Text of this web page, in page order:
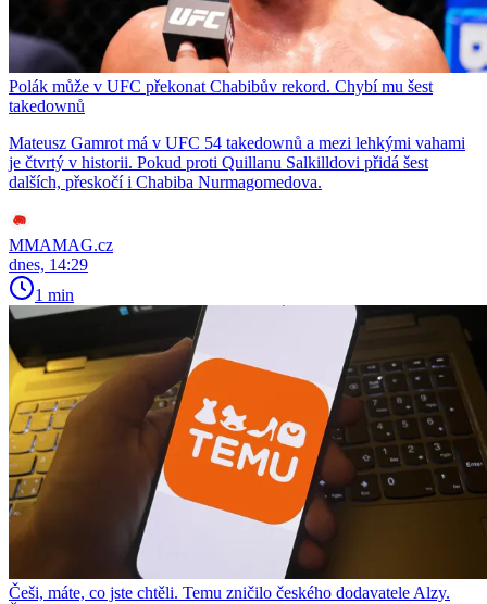
Polák může v UFC překonat Chabibův rekord. Chybí mu šest
takedownů
Mateusz Gamrot má v UFC 54 takedownů a mezi lehkými vahami
je čtvrtý v historii. Pokud proti Quillanu Salkilldovi přidá šest
dalších, přeskočí i Chabiba Nurmagomedova.
MMAMAG.cz
dnes, 14:29
1 min
Češi, máte, co jste chtěli. Temu zničilo českého dodavatele Alzy.